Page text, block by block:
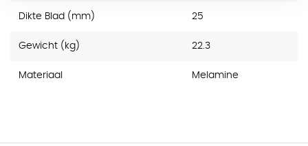
Dikte Blad (mm) 25
Gewicht (kg) 22.3
Materiaal Melamine